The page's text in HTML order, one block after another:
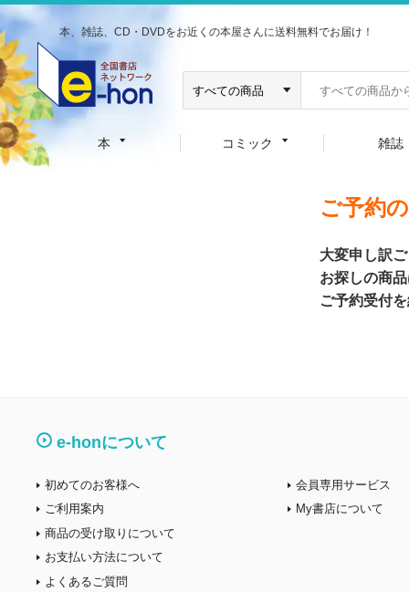
本、雑誌、CD・DVDをお近くの本屋さんに送料無料でお届け！
本 コミック 雑誌
ご予約
大変申し訳
お探しの商
ご予約受付
e-honについて
初めてのお客様へ
ご利用案内
商品の受け取りについて
お支払い方法について
よくあるご質問
会員専用サービス
My書店について